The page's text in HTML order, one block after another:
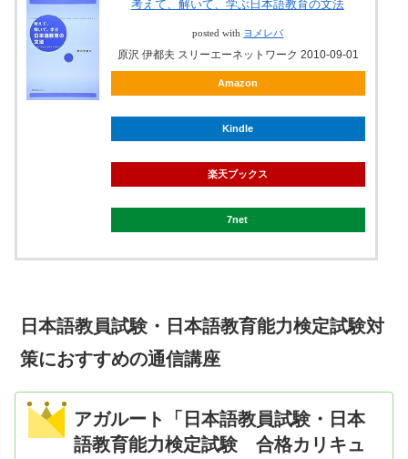
考えて、解いて、学ぶ日本語教育の文法
posted with ヨメレバ
原沢 伊都夫 スリーエーネットワーク 2010-09-01
Amazon
Kindle
楽天ブックス
7net
日本語教員試験・日本語教育能力検定試験対
策におすすめの通信講座
アガルート「日本語教員試験・日本
語教育能力検定試験 合格カリキュ